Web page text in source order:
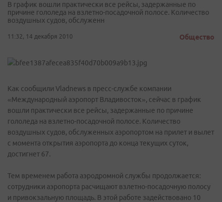
В график вошли практически все рейсы, задержанные по
причине гололеда на взлетно-посадочной полосе. Количество
воздушных судов, обслуженн
11:32, 14 декабря 2010 Общество
Как сообщили Vladnews в пресс-службе компании
«Международный аэропорт Владивосток», сейчас в график
вошли практически все рейсы, задержанные по причине
гололеда на взлетно-посадочной полосе. Количество
воздушных судов, обслуженных аэропортом на прилет и вылет
с момента открытия аэропорта до конца текущих суток,
достигнет 67.
Тем временем работа аэродромной службы продолжается:
сотрудники аэропорта расчищают взлетно-посадочную полосу
и привокзальную площадь. В этой работе задействовано 10